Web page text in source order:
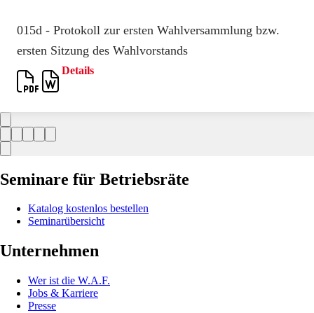
015d - Protokoll zur ersten Wahlversammlung bzw.
ersten Sitzung des Wahlvorstands
Details
Seminare für Betriebsräte
Katalog kostenlos bestellen
Seminarübersicht
Unternehmen
Wer ist die W.A.F.
Jobs & Karriere
Presse